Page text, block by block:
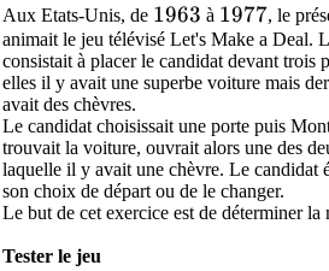
Aux Etats-Unis, de 1963
1963 à 1977
1977, le
animait le jeu télévisé Let's Make a Deal.
consistait à placer le candidat devant trois
elles il y avait une superbe voiture mais
avait des chèvres.
Le candidat choisissait une porte puis
trouvait la voiture, ouvrait alors une des
laquelle il y avait une chèvre. Le candidat
son choix de départ ou de le changer.
Le but de cet exercice est de déterminer la
Tester le jeu